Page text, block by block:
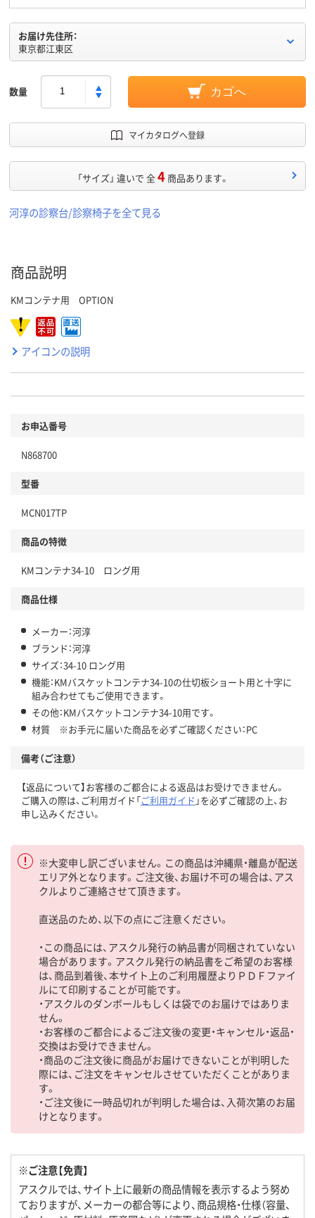
お届け先住所：
東京都江東区
数量 カゴへ
マイカタログへ登録
「サイズ」 違いで 全4 商品あります。
河淳の診察台/診察椅子を全て見る
商品説明
KMコンテナ用 OPTION
アイコンの説明
お申込番号
N868700
型番
MCN017TP
商品の特徴
KMコンテナ34-10 ロング用
商品仕様
メーカー：河淳
ブランド：河淳
サイズ：34-10 ロング用
機能：KMバスケットコンテナ34-10の仕切板ショート用と十字に
組み合わせてもご使用できます。
その他：KMバスケットコンテナ34-10用です。
材質 ※お手元に届いた商品を必ずご確認ください：PC
備考（ご注意）
【返品について】お客様のご都合による返品はお受けできません。
ご購入の際は、ご利用ガイド「ご利用ガイド 」を必ずご確認の上、お
申し込みください。
※大変申し訳ございません。この商品は沖縄県・離島が配送
エリア外となります。ご注文後、お届け不可の場合は、アス
クルよりご連絡させて頂きます。
直送品のため、以下の点にご注意ください。
・この商品には、アスクル発行の納品書が同梱されていない
場合があります。アスクル発行の納品書をご希望のお客様
は、商品到着後、本サイト上のご利用履歴よりＰＤＦファイ
ルにて印刷することが可能です。
・アスクルのダンボールもしくは袋でのお届けではありま
せん。
・お客様のご都合によるご注文後の変更・キャンセル・返品・
交換はお受けできません。
・商品のご注文後に商品がお届けできないことが判明した
際には、ご注文をキャンセルさせていただくことがありま
す。
・ご注文後に一時品切れが判明した場合は、入荷次第のお届
けとなります。
※ご注意【免責】
アスクルでは、サイト上に最新の商品情報を表示するよう努め
ておりますが、メーカーの都合等により、商品規格・仕様（容量、